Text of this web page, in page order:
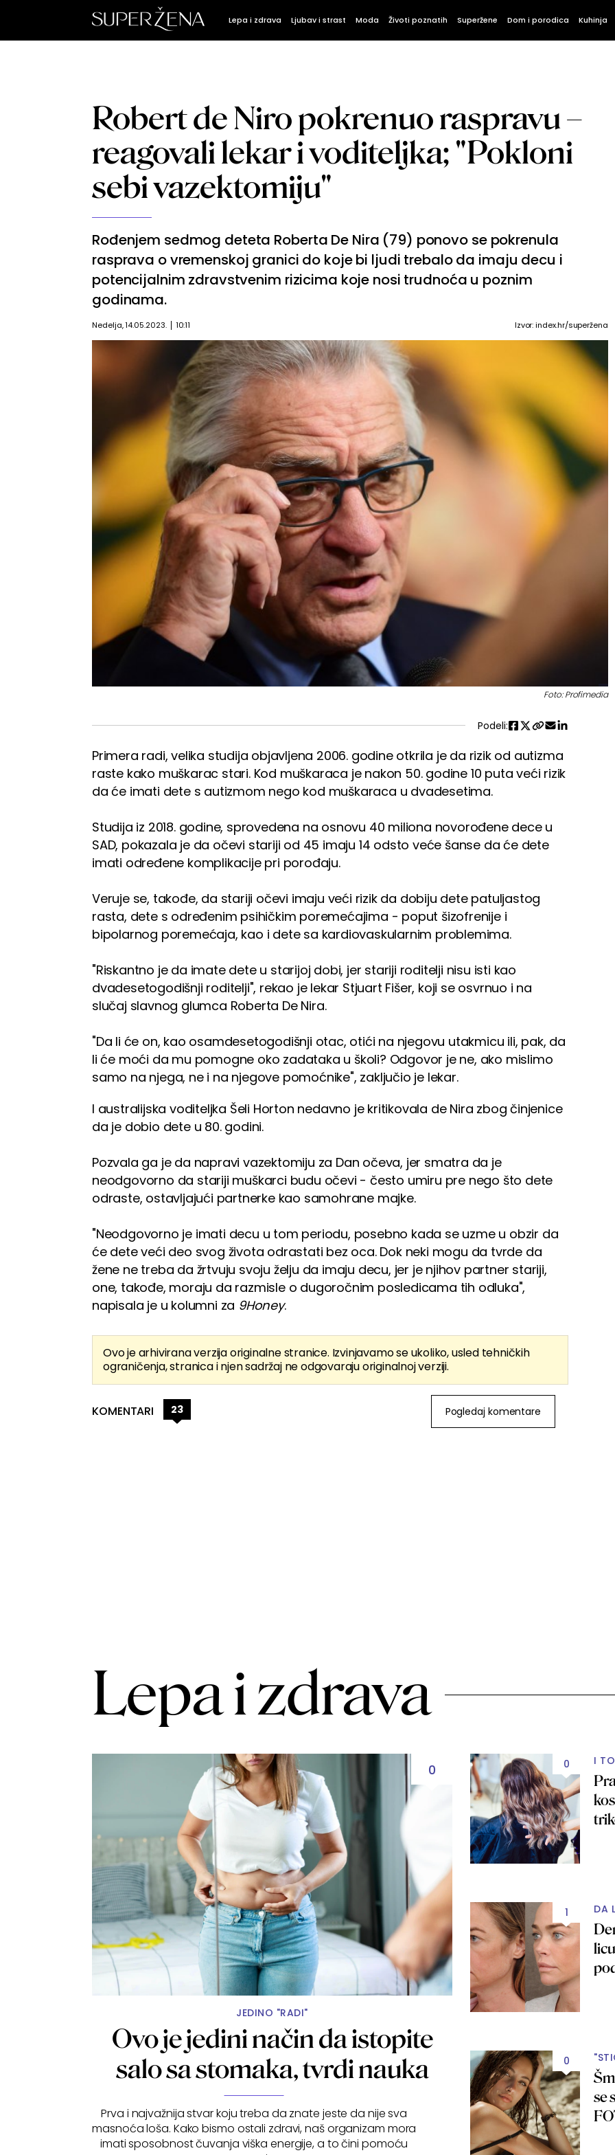
Lepa i zdrava Ljubav i strast Moda Životi poznatih Superžene Dom i porodica Kuhinja
Robert de Niro pokrenuo raspravu –
reagovali lekar i voditeljka; "Pokloni
sebi vazektomiju"
Rođenjem sedmog deteta Roberta De Nira (79) ponovo se pokrenula
rasprava o vremenskoj granici do koje bi ljudi trebalo da imaju decu i
potencijalnim zdravstvenim rizicima koje nosi trudnoća u poznim
godinama.
Nedelja, 14.05.2023. 10:11 Izvor:index.hr/superžena
Foto: Profimedia
Podeli:
Primera radi, velika studija objavljena 2006. godine otkrila je da rizik od autizma
raste kako muškarac stari. Kod muškaraca je nakon 50. godine 10 puta veći rizik
da će imati dete s autizmom nego kod muškaraca u dvadesetima.
Studija iz 2018. godine, sprovedena na osnovu 40 miliona novorođene dece u
SAD, pokazala je da očevi stariji od 45 imaju 14 odsto veće šanse da će dete
imati određene komplikacije pri porođaju.
Veruje se, takođe, da stariji očevi imaju veći rizik da dobiju dete patuljastog
rasta, dete s određenim psihičkim poremećajima - poput šizofrenije i
bipolarnog poremećaja, kao i dete sa kardiovaskularnim problemima.
"Riskantno je da imate dete u starijoj dobi, jer stariji roditelji nisu isti kao
dvadesetogodišnji roditelji", rekao je lekar Stjuart Fišer, koji se osvrnuo i na
slučaj slavnog glumca Roberta De Nira.
"Da li će on, kao osamdesetogodišnji otac, otići na njegovu utakmicu ili, pak, da
li će moći da mu pomogne oko zadataka u školi? Odgovor je ne, ako mislimo
samo na njega, ne i na njegove pomoćnike", zaključio je lekar.
I australijska voditeljka Šeli Horton nedavno je kritikovala de Nira zbog činjenice
da je dobio dete u 80. godini.
Pozvala ga je da napravi vazektomiju za Dan očeva, jer smatra da je
neodgovorno da stariji muškarci budu očevi - često umiru pre nego što dete
odraste, ostavljajući partnerke kao samohrane majke.
"Neodgovorno je imati decu u tom periodu, posebno kada se uzme u obzir da
će dete veći deo svog života odrastati bez oca. Dok neki mogu da tvrde da
žene ne treba da žrtvuju svoju želju da imaju decu, jer je njihov partner stariji,
one, takođe, moraju da razmisle o dugoročnim posledicama tih odluka",
napisala je u kolumni za 9Honey.
Ovo je arhivirana verzija originalne stranice. Izvinjavamo se ukoliko, usled tehničkih
ograničenja, stranica i njen sadržaj ne odgovaraju originalnoj verziji.
KOMENTARI 23 Pogledaj komentare
Lepa i zdrava
0
JEDINO "RADI"
Ovo je jedini način da istopite
salo sa stomaka, tvrdi nauka
Prva i najvažnija stvar koju treba da znate jeste da nije sva
masnoća loša. Kako bismo ostali zdravi, naš organizam mora
imati sposobnost čuvanja viška energije, a to čini pomoću
0 I
1 DA
0
se